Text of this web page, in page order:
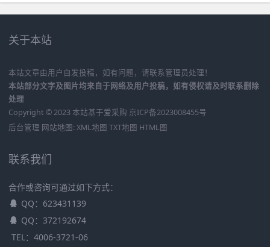
关于本站
本站文章由用户自发投稿，如有问题，请联系管理员处理！
本站部分文字及图片均来自于网络及用户投稿，如有侵权请及时联系删除
处理
Copyright © 2023 本站基于爱采购 京ICP备2023008455号
后台管理 网站地图: XML地图 TXT地图 HTML图
联系我们
合作或咨询可通过如下方式：
QQ：623431139
QQ：372192674
TEL：4006-3721-06